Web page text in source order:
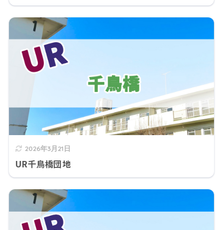
2026年3月21日
UR千鳥橋団地